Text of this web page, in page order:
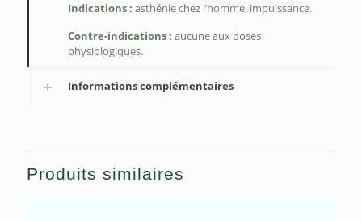
Indications : asthénie chez l’homme, impuissance.
Contre-indications : aucune aux doses
physiologiques.
Informations complémentaires
Produits similaires